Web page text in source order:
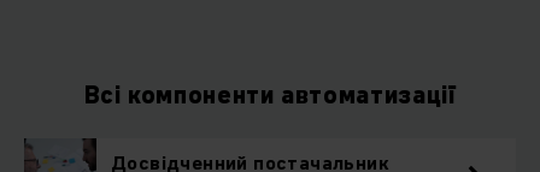
Всі компоненти автоматизації
Досвідченний постачальник